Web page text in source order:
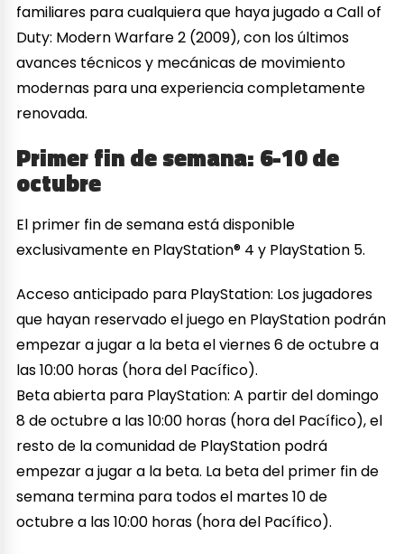
familiares para cualquiera que haya jugado a Call of
Duty: Modern Warfare 2 (2009), con los últimos
avances técnicos y mecánicas de movimiento
modernas para una experiencia completamente
renovada.
Primer fin de semana: 6-10 de
octubre
El primer fin de semana está disponible
exclusivamente en PlayStation® 4 y PlayStation 5.
Acceso anticipado para PlayStation: Los jugadores
que hayan reservado el juego en PlayStation podrán
empezar a jugar a la beta el viernes 6 de octubre a
las 10:00 horas (hora del Pacífico).
Beta abierta para PlayStation: A partir del domingo
8 de octubre a las 10:00 horas (hora del Pacífico), el
resto de la comunidad de PlayStation podrá
empezar a jugar a la beta. La beta del primer fin de
semana termina para todos el martes 10 de
octubre a las 10:00 horas (hora del Pacífico).